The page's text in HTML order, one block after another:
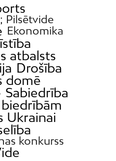
Pilsētvide
Ekonomika
atbalsts
Drošība
domē
Sabiedrība
Ukrainai
konkurss